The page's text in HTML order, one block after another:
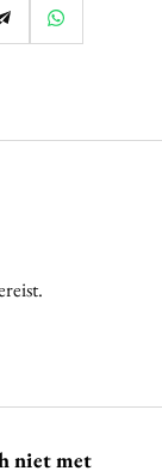
niet met